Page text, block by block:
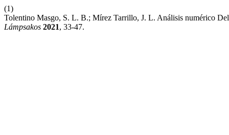
(1)
Tolentino Masgo, S. L. B.; Mírez Tarrillo, J. L. Análisis numérico
Lámpsakos 2021, 33-47.